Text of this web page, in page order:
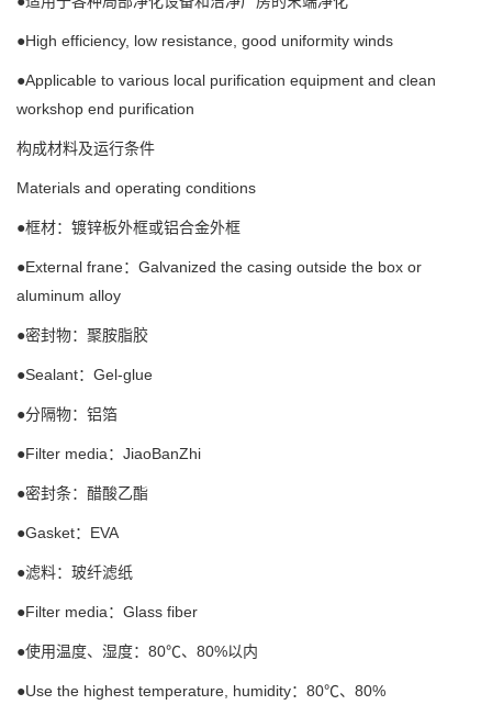
●High efficiency, low resistance, good uniformity winds
●Applicable to various local purification equipment and clean
workshop end purification
构成材料及运行条件
Materials and operating conditions
●框材：镀锌板外框或铝合金外框
●External frane：Galvanized the casing outside the box or
aluminum alloy
●密封物：聚胺脂胶
●Sealant：Gel-glue
●分隔物：铝箔
●Filter media：JiaoBanZhi
●密封条：醋酸乙酯
●Gasket：EVA
●滤料：玻纤滤纸
●Filter media：Glass fiber
●使用温度、湿度：80℃、80%以内
●Use the highest temperature, humidity：80℃、80%